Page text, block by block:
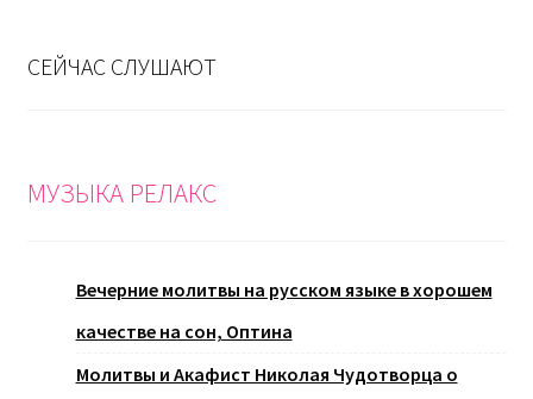
СЕЙЧАС СЛУШАЮТ
МУЗЫКА РЕЛАКС
Вечерние молитвы на русском языке в хорошем
качестве на сон, Оптина
Молитвы и Акафист Николая Чудотворца о